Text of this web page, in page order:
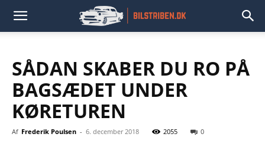
SÅDAN SKABER DU RO PÅ
BAGSÆDET UNDER
KØRETUREN
Af Frederik Poulsen - 6. december 2018 2055 0